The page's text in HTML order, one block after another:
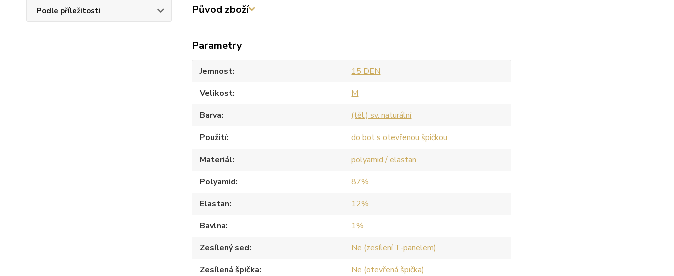
Podle příležitosti Původ zboží
Parametry
Jemnost
15 DEN
Velikost
M
Barva
(těl.) sv. naturální
Použití
do bot s otevřenou špičkou
Materiál
polyamid / elastan
Polyamid
87%
Elastan
12%
Bavlna
1%
Zesílený sed
Ne (zesílení T-panelem)
Zesílená špička
Ne (otevřená špička)